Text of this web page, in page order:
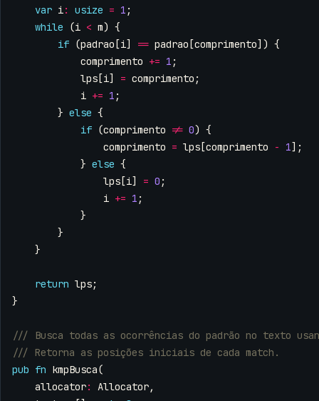
var i: usize = 1 ;
while
(i < m) {
if (padrao [i] == padrao [comprimento]) {
comprimento += 1 ;
lps [i] = comprimento ;
i += 1 ;
} else {
if (comprimento != 0) {
comprimento = lps [comprimento - 1];
} else {
lps [i] = 0 ;
i += 1 ;
}
}
}
return lps;
}
pub fn kmpBusca(
allocator: Allocator,